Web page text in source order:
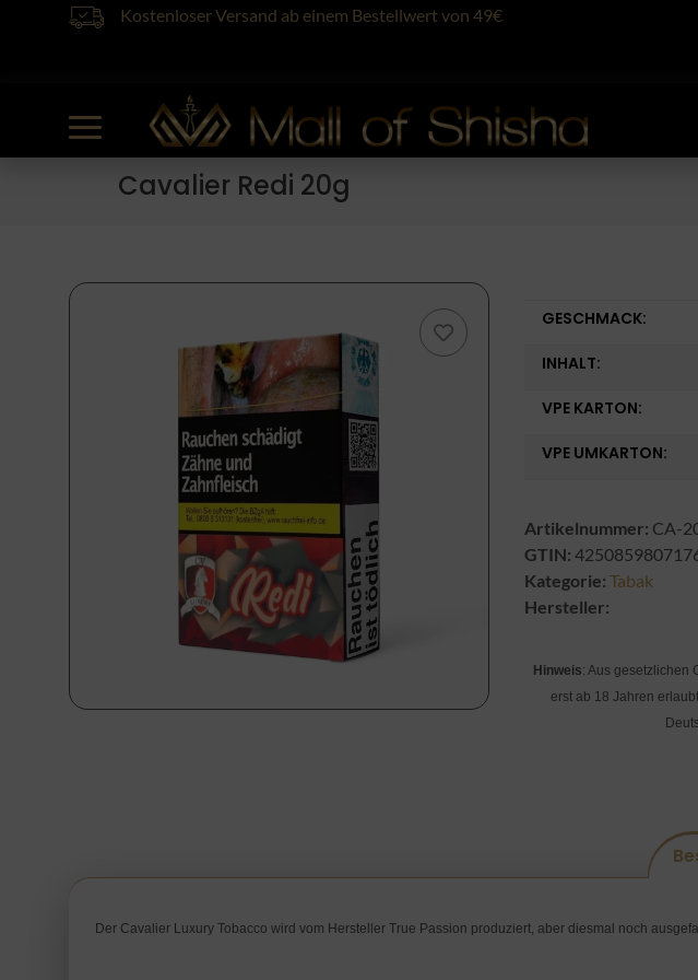
Kostenloser Versand ab einem Bestellwert von 49€
Cavalier Redi 20g
GESCHMACK:
INHALT:
VPE KARTON:
VPE UMKARTON:
Artikelnummer: CA-
GTIN:
Kategorie: Tabak
Hersteller:
Hinweis: Aus gesetzlichen
erst ab 18 Jahren
Der Cavalier Luxury Tobacco wird vom Hersteller True Passion produziert, aber diesmal noch